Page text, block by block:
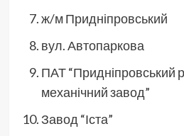
ж/м Придніпровський
вул. Автопаркова
ПАТ “Придніпровський
механічний завод”
Завод “Іста”